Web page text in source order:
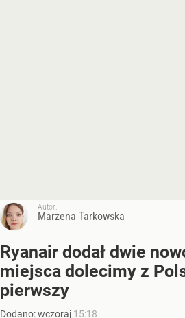
Autor:
Marzena Tarkowska
Ryanair dodał dwie
miejsca dolecimy z
pierwszy
Dodano:wczoraj 15:18